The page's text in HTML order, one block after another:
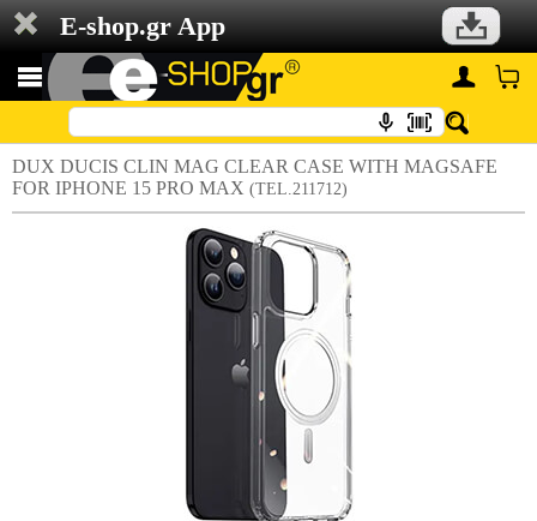
E-shop.gr App
DUX DUCIS CLIN MAG CLEAR CASE WITH MAGSAFE
FOR IPHONE 15 PRO MAX (TEL.211712)